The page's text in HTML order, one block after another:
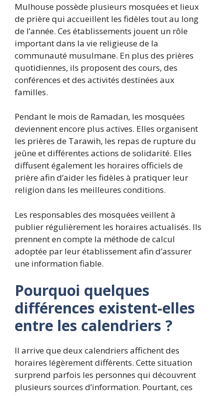
Mulhouse possède plusieurs mosquées et lieux
de prière qui accueillent les fidèles tout au long
de l’année. Ces établissements jouent un rôle
important dans la vie religieuse de la
communauté musulmane. En plus des prières
quotidiennes, ils proposent des cours, des
conférences et des activités destinées aux
familles.
Pendant le mois de Ramadan, les mosquées
deviennent encore plus actives. Elles organisent
les prières de Tarawih, les repas de rupture du
jeûne et différentes actions de solidarité. Elles
diffusent également les horaires officiels de
prière afin d’aider les fidèles à pratiquer leur
religion dans les meilleures conditions.
Les responsables des mosquées veillent à
publier régulièrement les horaires actualisés. Ils
prennent en compte la méthode de calcul
adoptée par leur établissement afin d’assurer
une information fiable.
Pourquoi quelques
différences existent-elles
entre les calendriers ?
Il arrive que deux calendriers affichent des
horaires légèrement différents. Cette situation
surprend parfois les personnes qui découvrent
plusieurs sources d’information. Pourtant, ces